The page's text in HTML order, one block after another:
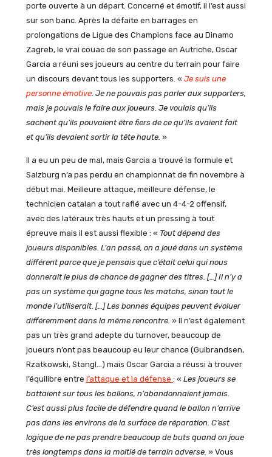
porte ouverte à un départ. Concerné et émotif, il l’est aussi
sur son banc. Après la défaite en barrages en
prolongations de Ligue des Champions face au Dinamo
Zagreb, le vrai couac de son passage en Autriche, Oscar
Garcia a réuni ses joueurs au centre du terrain pour faire
un discours devant tous les supporters. « Je suis une
personne émotive. Je ne pouvais pas parler aux supporters,
mais je pouvais le faire aux joueurs. Je voulais qu’ils
sachent qu’ils pouvaient être fiers de ce qu’ils avaient fait
et qu’ils devaient sortir la tête haute. »
Il a eu un peu de mal, mais Garcia a trouvé la formule et
Salzburg n’a pas perdu en championnat de fin novembre à
début mai. Meilleure attaque, meilleure défense, le
technicien catalan a tout raflé avec un 4-4-2 offensif,
avec des latéraux très hauts et un pressing à tout
épreuve mais il est aussi flexible : « Tout dépend des
joueurs disponibles. L’an passé, on a joué dans un système
différent parce que je pensais que c’était celui qui nous
donnerait le plus de chance de gagner des titres. […] Il n’y a
pas un système qui gagne tous les matchs, sinon tout le
monde l’utiliserait. […] Les bonnes équipes peuvent évoluer
différemment dans la même rencontre. » Il n’est également
pas un très grand adepte du turnover, beaucoup de
joueurs n’ont pas beaucoup eu leur chance (Gulbrandsen,
Rzatkowski, Stangl…) mais Oscar Garcia a réussi à trouver
l’équilibre entre l’attaque et la défense : « Les joueurs se
battaient sur tous les ballons, n’abandonnaient jamais.
C’est aussi plus facile de défendre quand le ballon n’arrive
pas dans les environs de la surface de réparation. C’est
logique de ne pas prendre beaucoup de buts quand on joue
très longtemps dans la moitié de terrain adverse. » Vous